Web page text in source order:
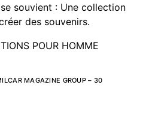
se souvient : Une collection
des souvenirs.
POUR HOMME
MAGAZINE GROUP – 30